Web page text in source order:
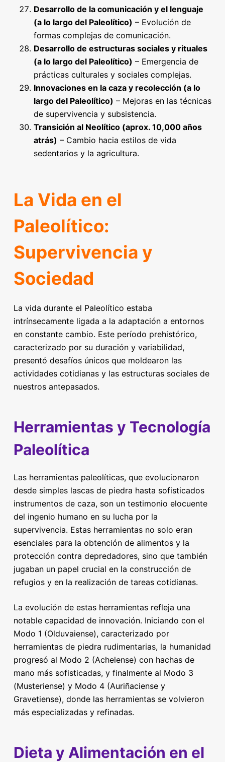
Desarrollo de la comunicación y el lenguaje
(a lo largo del Paleolítico) – Evolución de
formas complejas de comunicación.
Desarrollo de estructuras sociales y rituales
(a lo largo del Paleolítico) – Emergencia de
prácticas culturales y sociales complejas.
Innovaciones en la caza y recolección (a lo
largo del Paleolítico) – Mejoras en las técnicas
de supervivencia y subsistencia.
Transición al Neolítico (aprox. 10,000 años
atrás) – Cambio hacia estilos de vida
sedentarios y la agricultura.
La Vida en el
Paleolítico:
Supervivencia y
Sociedad
La vida durante el Paleolítico estaba
intrínsecamente ligada a la adaptación a entornos
en constante cambio. Este período prehistórico,
caracterizado por su duración y variabilidad,
presentó desafíos únicos que moldearon las
actividades cotidianas y las estructuras sociales de
nuestros antepasados.
Herramientas y Tecnología
Paleolítica
Las herramientas paleolíticas, que evolucionaron
desde simples lascas de piedra hasta sofisticados
instrumentos de caza, son un testimonio elocuente
del ingenio humano en su lucha por la
supervivencia. Estas herramientas no solo eran
esenciales para la obtención de alimentos y la
protección contra depredadores, sino que también
jugaban un papel crucial en la construcción de
refugios y en la realización de tareas cotidianas.
La evolución de estas herramientas refleja una
notable capacidad de innovación. Iniciando con el
Modo 1 (Olduvaiense), caracterizado por
herramientas de piedra rudimentarias, la humanidad
progresó al Modo 2 (Achelense) con hachas de
mano más sofisticadas, y finalmente al Modo 3
(Musteriense) y Modo 4 (Auriñaciense y
Gravetiense), donde las herramientas se volvieron
más especializadas y refinadas.
Dieta y Alimentación en el